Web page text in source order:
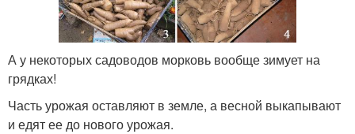
А у некоторых садоводов морковь вообще зимует на
грядках!
Часть урожая оставляют в земле, а весной выкапывают
и едят ее до нового урожая.